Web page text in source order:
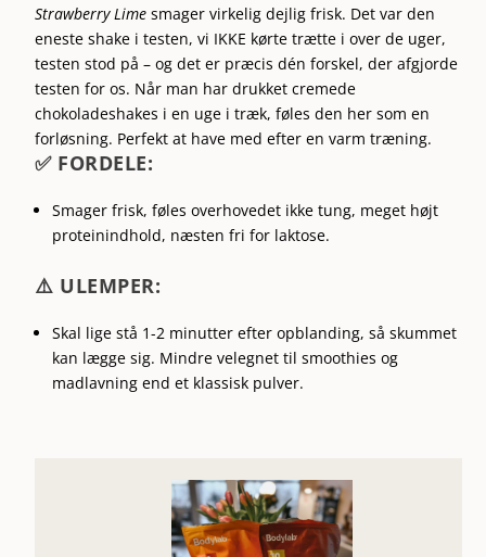
Strawberry Lime smager virkelig dejlig frisk. Det var den
eneste shake i testen, vi IKKE kørte trætte i over de uger,
testen stod på – og det er præcis dén forskel, der afgjorde
testen for os. Når man har drukket cremede
chokoladeshakes i en uge i træk, føles den her som en
forløsning. Perfekt at have med efter en varm træning.
✅ FORDELE:
Smager frisk, føles overhovedet ikke tung, meget højt
proteinindhold, næsten fri for laktose.
⚠️ ULEMPER:
Skal lige stå 1-2 minutter efter opblanding, så skummet
kan lægge sig. Mindre velegnet til smoothies og
madlavning end et klassisk pulver.